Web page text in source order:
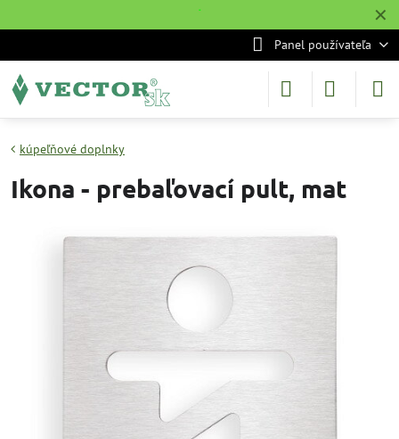
✕
˙
Panel používateľa
kúpeľňové doplnky
Ikona - prebaľovací pult, mat